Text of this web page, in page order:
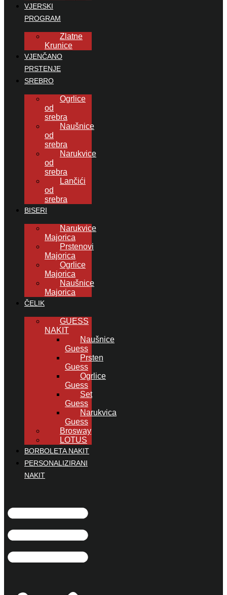
VJERSKI
PROGRAM
Zlatne
Krunice
VJENČANO
PRSTENJE
SREBRO
Ogrlice
od
srebra
Naušnice
od
srebra
Narukvice
od
srebra
Lančići
od
srebra
BISERI
Narukvice
Majorica
Prstenovi
Majorica
Ogrlice
Majorica
Naušnice
Majorica
ČELIK
GUESS
NAKIT
Naušnice
Guess
Prsten
Guess
Ogrlice
Guess
Set
Guess
Narukvica
Guess
Brosway
LOTUS
BORBOLETA NAKIT
PERSONALIZIRANI
NAKIT